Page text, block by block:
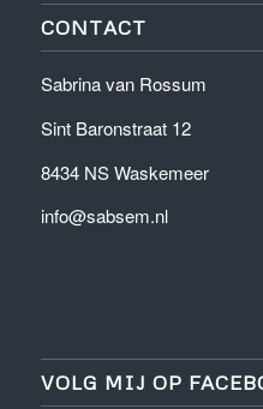
CONTACT
Sabrina van Rossum
Sint Baronstraat 12
8434 NS Waskemeer
info@sabsem.nl
VOLG MIJ OP